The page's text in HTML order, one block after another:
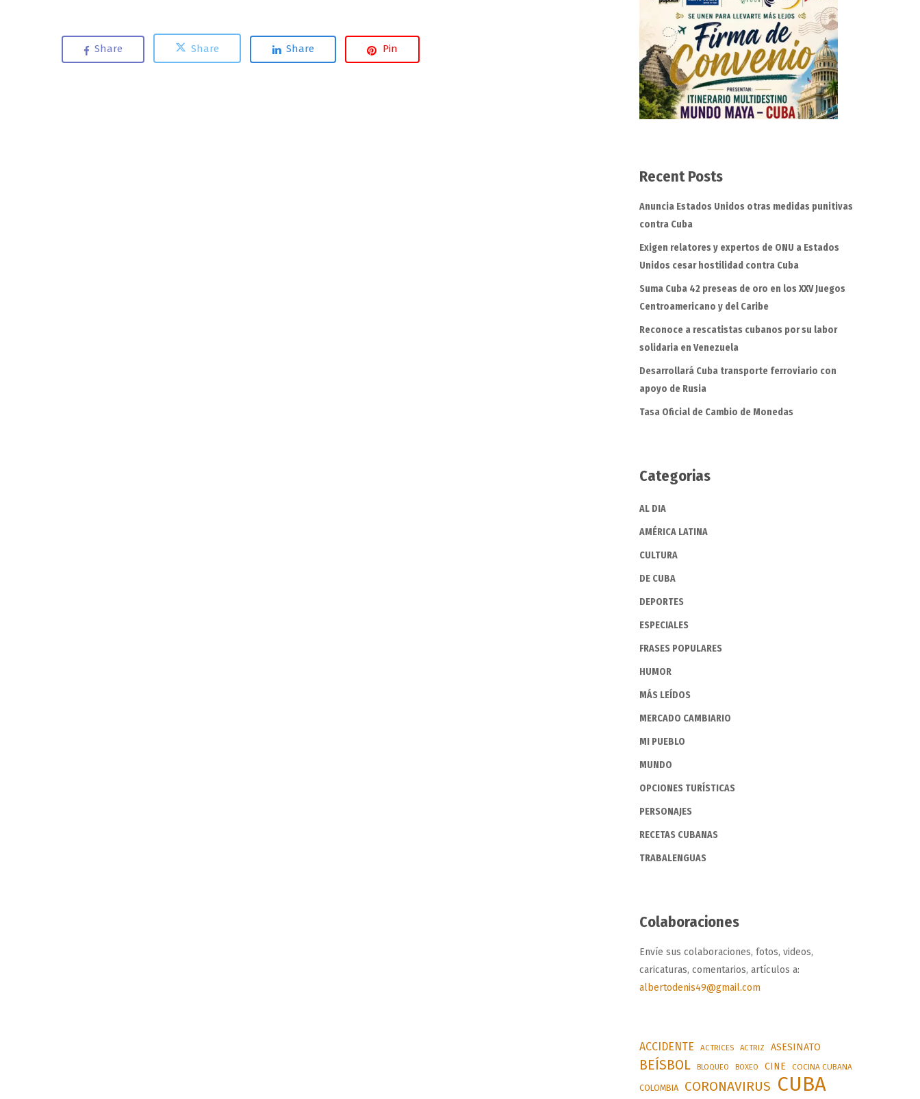
Share Share Share Pin
Recent Posts
Anuncia Estados Unidos otras medidas punitivas
contra Cuba
Exigen relatores y expertos de ONU a Estados
Unidos cesar hostilidad contra Cuba
Suma Cuba 42 preseas de oro en los XXV Juegos
Centroamericano y del Caribe
Reconoce a rescatistas cubanos por su labor
solidaria en Venezuela
Desarrollará Cuba transporte ferroviario con
apoyo de Rusia
Tasa Oficial de Cambio de Monedas
Categorias
AL DIA
AMÉRICA LATINA
CULTURA
DE CUBA
DEPORTES
ESPECIALES
FRASES POPULARES
HUMOR
MÁS LEÍDOS
MERCADO CAMBIARIO
MI PUEBLO
MUNDO
OPCIONES TURÍSTICAS
PERSONAJES
RECETAS CUBANAS
TRABALENGUAS
Colaboraciones
Envíe sus colaboraciones, fotos, videos,
caricaturas, comentarios, artículos a:
albertodenis49@gmail.com
ACCIDENTE ACTRICES ACTRIZ ASESINATO
BEÍSBOL BLOQUEO BOXEO CINE COCINA CUBANA
COLOMBIA CORONAVIRUS CUBA